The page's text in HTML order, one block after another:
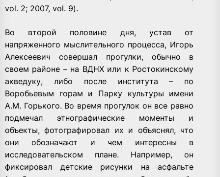
vol. 2; 2007, vol. 9).
Во второй половине дня, устав от
напряженного мыслительного процесса, Игорь
Алексеевич совершал прогулки, обычно в
своем районе – на ВДНХ или к Ростокинскому
акведуку, либо после института – по
Воробьевым горам и Парку культуры имени
А.М. Горького. Во время прогулок он все равно
подмечал этнографические моменты и
объекты, фотографировал их и объяснял, что
они обозначают и чем интересны в
исследовательском плане. Например, он
фиксировал детские рисунки на асфальте